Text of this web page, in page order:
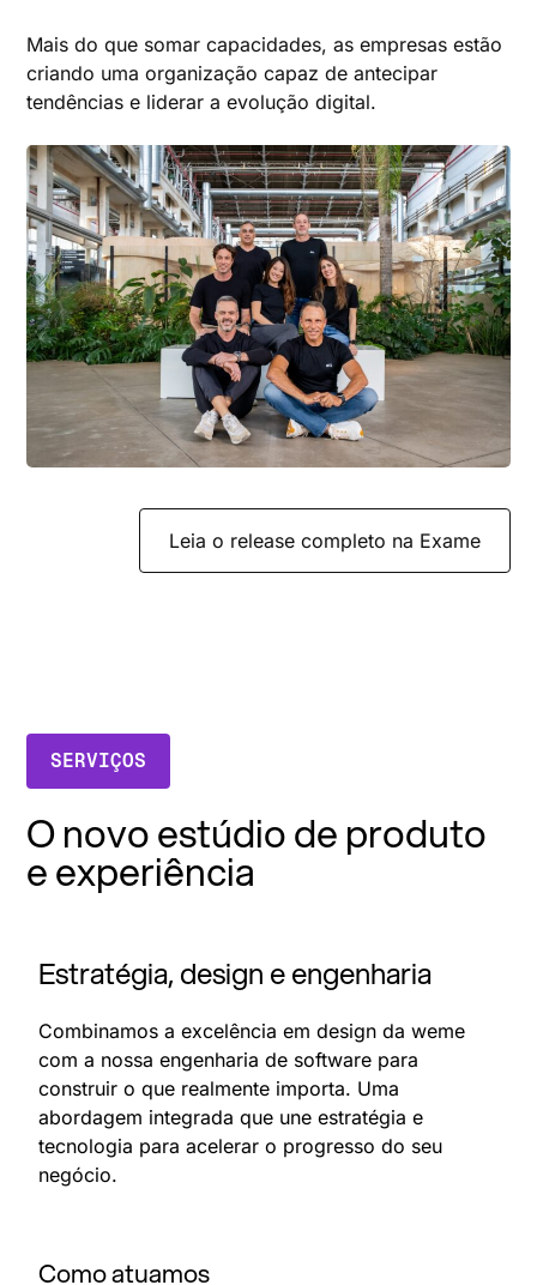
Mais do que somar capacidades, as empresas estão
criando uma organização capaz de antecipar
tendências e liderar a evolução digital.
Leia o release completo na Exame
SERVIÇOS
O novo estúdio de produto
e experiência
Estratégia, design e engenharia
Combinamos a excelência em design da weme
com a nossa engenharia de software para
construir o que realmente importa. Uma
abordagem integrada que une estratégia e
tecnologia para acelerar o progresso do seu
negócio.
Como atuamos